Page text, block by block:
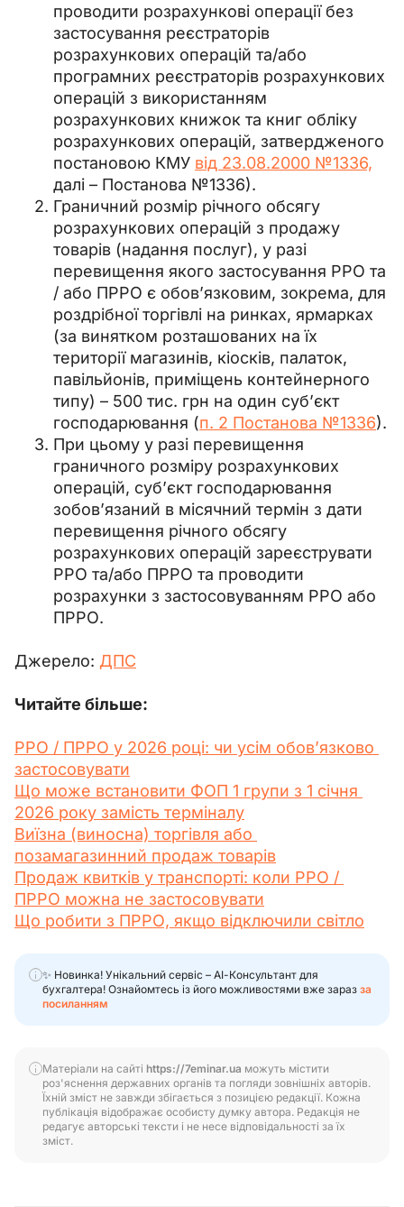
проводити розрахункові операції без
застосування реєстраторів
розрахункових операцій та/або
програмних реєстраторів розрахункових
операцій з використанням
розрахункових книжок та книг обліку
розрахункових операцій, затвердженого
постановою КМУ від 23.08.2000 №1336,
далі – Постанова №1336).
Граничний розмір річного обсягу
розрахункових операцій з продажу
товарів (надання послуг), у разі
перевищення якого застосування РРО та
/ або ПРРО є обов’язковим, зокрема, для
роздрібної торгівлі на ринках, ярмарках
(за винятком розташованих на їх
території магазинів, кіосків, палаток,
павільйонів, приміщень контейнерного
типу) – 500 тис. грн на один суб’єкт
господарювання (п. 2 Постанова №1336).
При цьому у разі перевищення
граничного розміру розрахункових
операцій, суб’єкт господарювання
зобов’язаний в місячний термін з дати
перевищення річного обсягу
розрахункових операцій зареєструвати
РРО та/або ПРРО та проводити
розрахунки з застосовуванням РРО або
ПРРО.
Джерело: ДПС
Читайте більше:
РРО / ПРРО у 2026 році: чи усім обов’язково
застосовувати
Що може встановити ФОП 1 групи з 1 січня
2026 року замість терміналу
Виїзна (виносна) торгівля або
позамагазинний продаж товарів
Продаж квитків у транспорті: коли РРО /
ПРРО можна не застосовувати
Що робити з ПРРО, якщо відключили світло
✨ Новинка! Унікальний сервіс – АІ-Консультант для
бухгалтера! Ознайомтесь із його можливостями вже зараз за
посиланням
Матеріали на сайті https://7eminar.ua можуть містити
роз'яснення державних органів та погляди зовнішніх авторів.
Їхній зміст не завжди збігається з позицією редакції. Кожна
публікація відображає особисту думку автора. Редакція не
редагує авторські тексти і не несе відповідальності за їх
зміст.